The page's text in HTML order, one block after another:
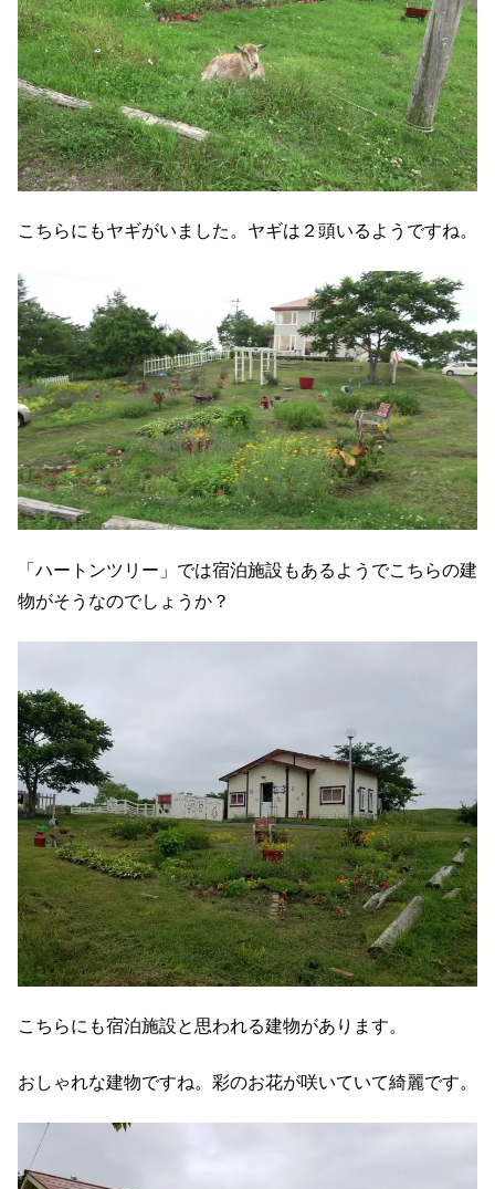
こちらにもヤギがいました。ヤギは２頭いるようですね。
「ハートンツリー」では宿泊施設もあるようでこちらの建
物がそうなのでしょうか？
こちらにも宿泊施設と思われる建物があります。
おしゃれな建物ですね。彩のお花が咲いていて綺麗です。